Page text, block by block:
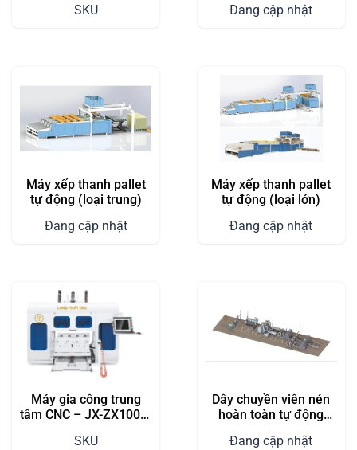
SKU
Đang cập nhật
Máy xếp thanh pallet
tự động (loại trung)
Đang cập nhật
Máy xếp thanh pallet
tự động (loại lớn)
Đang cập nhật
Máy gia công trung
tâm CNC – JX-ZX1000-
SKU
Dây chuyền viên nén
hoàn toàn tự động
Đang cập nhật